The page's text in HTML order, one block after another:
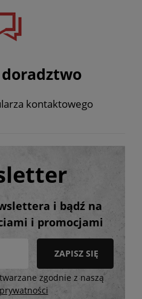
kontaktowego
i bądź na
i promocjami
ZAPISZ SIĘ
zgodnie z naszą